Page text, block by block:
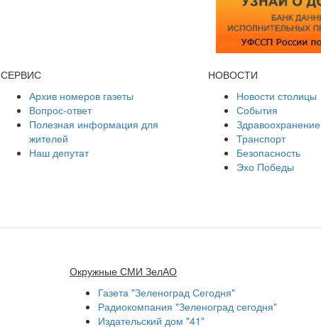
СЕРВИС
Архив номеров газеты
Вопрос-ответ
Полезная информация для
жителей
Наш депутат
НОВОСТИ
Новости столицы
События
Здравоохранение
Транспорт
Безопасность
Эхо Победы
Окружные СМИ ЗелАО
Газета "Зеленоград Сегодня"
Радиокомпания "Зеленоград сегодня"
Издательский дом "41"